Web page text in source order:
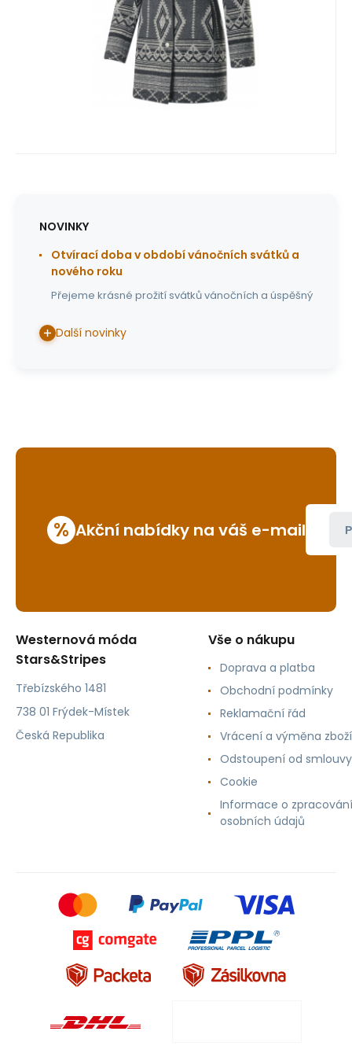
NOVINKY
Otvírací doba v období vánočních svátků a
nového roku
Přejeme krásné prožití svátků vánočních a úspěšný
Další novinky
% Akční nabídky na váš e-mail
Westernová móda
Stars&Stripes
Třebízského 1481
738 01 Frýdek-Místek
Česká Republika
Vše o nákupu
Doprava a platba
Obchodní podmínky
Reklamační řád
Vrácení a výměna zboží
Odstoupení od smlouvy
Cookie
Informace o zpracování
osobních údajů